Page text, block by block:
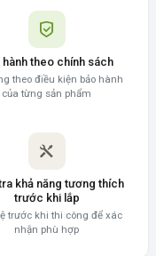
hành theo chính sách
theo điều kiện bảo hành
của từng sản phẩm
khả năng tương thích
trước khi lắp
trước khi thi công để xác
nhận phù hợp